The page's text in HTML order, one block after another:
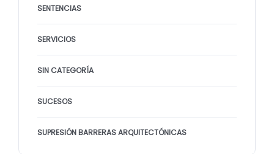
SENTENCIAS
SERVICIOS
SIN CATEGORÍA
SUCESOS
SUPRESIÓN BARRERAS ARQUITECTÓNICAS